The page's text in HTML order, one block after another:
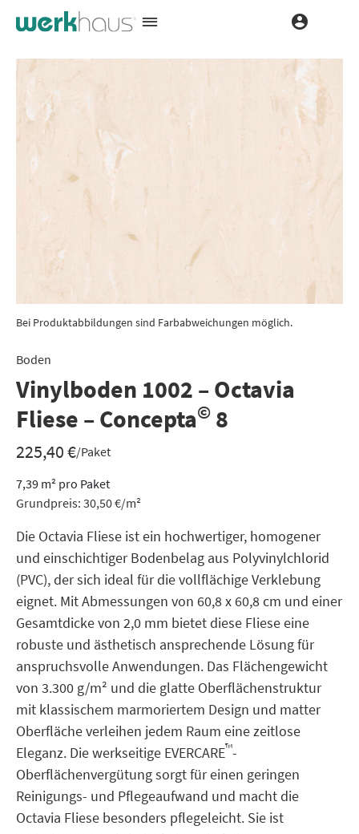
Bei Produktabbildungen sind Farbabweichungen möglich.
Boden
Vinylboden 1002 – Octavia
Fliese – Concepta© 8
225,40€/Paket
7,39 m² pro Paket
Grundpreis: 30,50€/m²
Die Octavia Fliese ist ein hochwertiger, homogener
und einschichtiger Bodenbelag aus Polyvinylchlorid
(PVC), der sich ideal für die vollflächige Verklebung
eignet. Mit Abmessungen von 60,8 x 60,8 cm und einer
Gesamtdicke von 2,0 mm bietet diese Fliese eine
robuste und ästhetisch ansprechende Lösung für
anspruchsvolle Anwendungen. Das Flächengewicht
von 3.300 g/m² und die glatte Oberflächenstruktur
mit klassischem marmoriertem Design und matter
Oberfläche verleihen jedem Raum eine zeitlose
Eleganz. Die werkseitige EVERCARE™-
Oberflächenvergütung sorgt für einen geringen
Reinigungs- und Pflegeaufwand und macht die
Octavia Fliese besonders pflegeleicht. Sie ist